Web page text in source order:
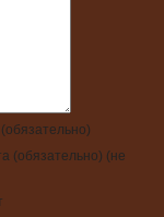
(обязательно)
(обязательно) (не